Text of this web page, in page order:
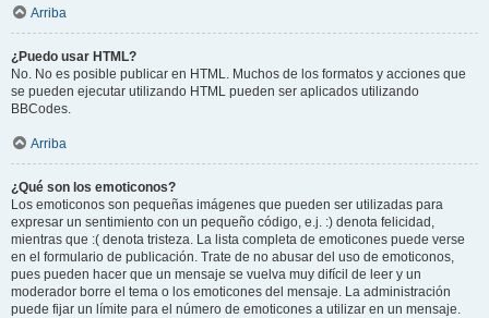
Arriba
¿Puedo usar HTML?
No. No es posible publicar en HTML. Muchos de los formatos y acciones que
se pueden ejecutar utilizando HTML pueden ser aplicados utilizando
BBCodes.
Arriba
¿Qué son los emoticonos?
Los emoticonos son pequeñas imágenes que pueden ser utilizadas para
expresar un sentimiento con un pequeño código, e.j. :) denota felicidad,
mientras que :( denota tristeza. La lista completa de emoticones puede verse
en el formulario de publicación. Trate de no abusar del uso de emoticonos,
pues pueden hacer que un mensaje se vuelva muy difícil de leer y un
moderador borre el tema o los emoticones del mensaje. La administración
puede fijar un límite para el número de emoticones a utilizar en un mensaje.